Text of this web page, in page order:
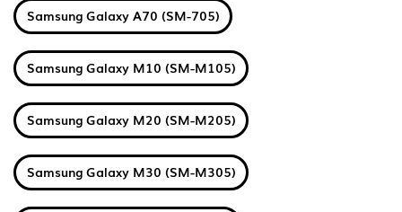
Samsung Galaxy A70 (SM-705)
Samsung Galaxy M10 (SM-M105)
Samsung Galaxy M20 (SM-M205)
Samsung Galaxy M30 (SM-M305)